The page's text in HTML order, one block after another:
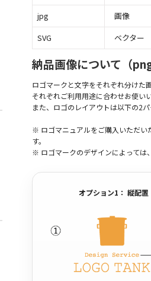
jpg
画像
SVG
ベクター
納品画像について（
ロゴマークと文字をそれぞれ分けた
それぞれご利用用途に合わせお使い
また、ロゴのレイアウトは以下の2パ
※ ロゴマニュアルをご購入いただい
す。
※ ロゴマークのデザインによっては
オプション1： 縦配置